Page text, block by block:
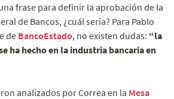
frase para definir la aprobación de la
de Bancos, ¿cuál sería? Para Pablo
de BancoEstado, no existen dudas: “la
ha hecho en la industria bancaria en
analizados por Correa en la Mesa